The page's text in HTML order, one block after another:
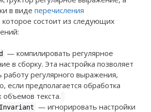
в виде перечисления
которое состоит из следующих
— компилировать регулярное
в сборку. Эта настройка позволяет
работу регулярного выражения,
если предполагается обработка
текста.
— игнорировать настройки